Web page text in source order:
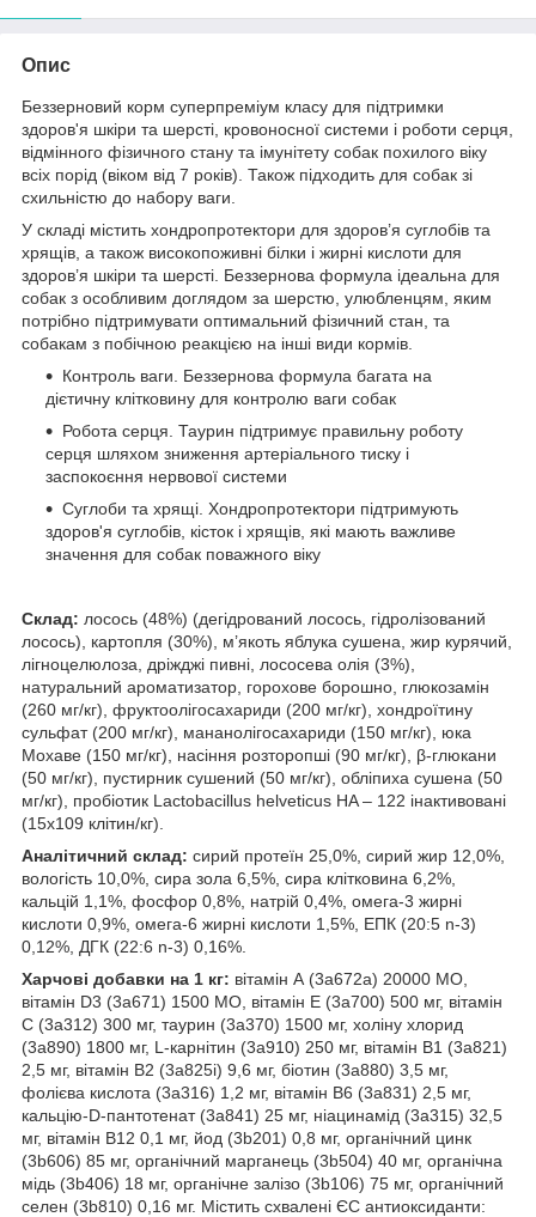
Опис
Беззерновий корм суперпреміум класу для підтримки
здоров'я шкіри та шерсті, кровоносної системи і роботи серця,
відмінного фізичного стану та імунітету собак похилого віку
всіх порід (віком від 7 років). Також підходить для собак зі
схильністю до набору ваги.
У складі містить хондропротектори для здоров’я суглобів та
хрящів, а також високопоживні білки і жирні кислоти для
здоров’я шкіри та шерсті. Беззернова формула ідеальна для
собак з особливим доглядом за шерстю, улюбленцям, яким
потрібно підтримувати оптимальний фізичний стан, та
собакам з побічною реакцією на інші види кормів.
Контроль ваги. Беззернова формула багата на
дієтичну клітковину для контролю ваги собак
Робота серця. Таурин підтримує правильну роботу
серця шляхом зниження артеріального тиску і
заспокоєння нервової системи
Суглоби та хрящі. Хондропротектори підтримують
здоров'я суглобів, кісток і хрящів, які мають важливе
значення для собак поважного віку
Склад: лосось (48%) (дегідрований лосось, гідролізований
лосось), картопля (30%), м’якоть яблука сушена, жир курячий,
лігноцелюлоза, дріжджі пивні, лососева олія (3%),
натуральний ароматизатор, горохове борошно, глюкозамін
(260 мг/кг), фруктоолігосахариди (200 мг/кг), хондроїтину
сульфат (200 мг/кг), мананолігосахариди (150 мг/кг), юка
Мохаве (150 мг/кг), насіння розторопші (90 мг/кг), β-глюкани
(50 мг/кг), пустирник сушений (50 мг/кг), обліпиха сушена (50
мг/кг), пробіотик Lactobacillus helveticus HA – 122 інактивовані
(15х109 клітин/кг).
Аналітичний склад: сирий протеїн 25,0%, сирий жир 12,0%,
вологість 10,0%, сира зола 6,5%, сира клітковина 6,2%,
кальцій 1,1%, фосфор 0,8%, натрій 0,4%, омега-3 жирні
кислоти 0,9%, омега-6 жирні кислоти 1,5%, EПК (20:5 n-3)
0,12%, ДГК (22:6 n-3) 0,16%.
Харчові добавки на 1 кг: вітамін А (3a672a) 20000 МО,
вітамін D3 (3a671) 1500 МО, вітамін Е (3a700) 500 мг, вітамін
С (3a312) 300 мг, таурин (3a370) 1500 мг, холіну хлорид
(3a890) 1800 мг, L-карнітин (3a910) 250 мг, вітамін B1 (3a821)
2,5 мг, вітамін B2 (3a825i) 9,6 мг, біотин (3a880) 3,5 мг,
фолієва кислота (3a316) 1,2 мг, вітамін B6 (3a831) 2,5 мг,
кальцію-D-пантотенат (3a841) 25 мг, ніацинамід (3a315) 32,5
мг, вітамін B12 0,1 мг, йод (3b201) 0,8 мг, органічний цинк
(3b606) 85 мг, органічний марганець (3b504) 40 мг, органічна
мідь (3b406) 18 мг, органічне залізо (3b106) 75 мг, органічний
селен (3b810) 0,16 мг. Містить схвалені ЄС антиоксиданти: